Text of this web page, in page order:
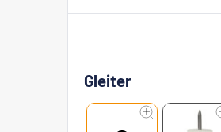
Gleiter